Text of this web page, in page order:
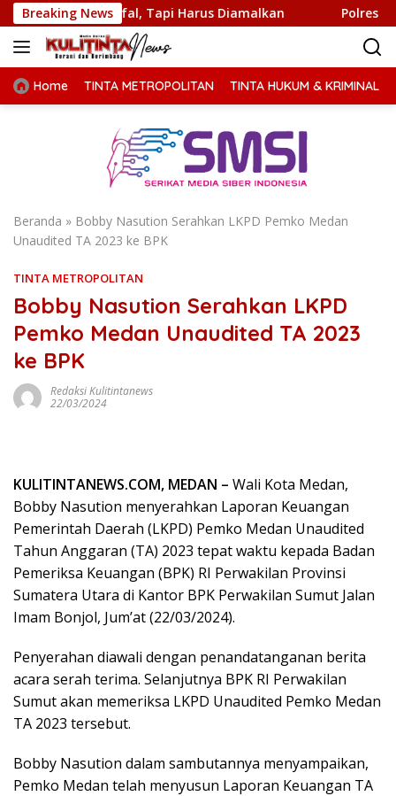
Langsung
ke
konten
Breaking News
Tapi Harus Diamalkan Polres Langkat
Home TINTA METROPOLITAN TINTA HUKUM & KRIMINAL
Beranda » Bobby Nasution Serahkan LKPD Pemko Medan
Unaudited TA 2023 ke BPK
TINTA METROPOLITAN
Bobby Nasution Serahkan LKPD
Pemko Medan Unaudited TA 2023
ke BPK
Redaksi Kulitintanews
22/03/2024
KULITINTANEWS.COM, MEDAN – Wali Kota Medan,
Bobby Nasution menyerahkan Laporan Keuangan
Pemerintah Daerah (LKPD) Pemko Medan Unaudited
Tahun Anggaran (TA) 2023 tepat waktu kepada Badan
Pemeriksa Keuangan (BPK) RI Perwakilan Provinsi
Sumatera Utara di Kantor BPK Perwakilan Sumut Jalan
Imam Bonjol, Jum’at (22/03/2024).
Penyerahan diawali dengan penandatanganan berita
acara serah terima. Selanjutnya BPK RI Perwakilan
Sumut akan memeriksa LKPD Unaudited Pemko Medan
TA 2023 tersebut.
Bobby Nasution dalam sambutannya menyampaikan,
Pemko Medan telah menyusun Laporan Keuangan TA